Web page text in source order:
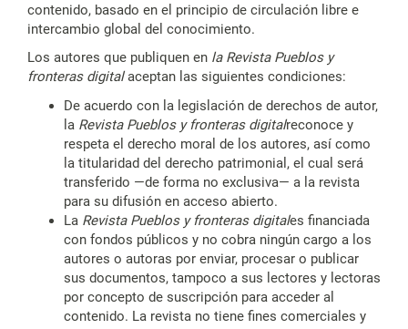
contenido, basado en el principio de circulación libre e
intercambio global del conocimiento.
Los autores que publiquen en la Revista Pueblos y
fronteras digitalaceptan las siguientes condiciones:
De acuerdo con la legislación de derechos de autor,
la Revista Pueblos y fronteras digitalreconoce y
respeta el derecho moral de los autores, así como
la titularidad del derecho patrimonial, el cual será
transferido —de forma no exclusiva— a la revista
para su difusión en acceso abierto.
La Revista Pueblos y fronteras digitales financiada
con fondos públicos y no cobra ningún cargo a los
autores o autoras por enviar, procesar o publicar
sus documentos, tampoco a sus lectores y lectoras
por concepto de suscripción para acceder al
contenido. La revista no tiene fines comerciales y